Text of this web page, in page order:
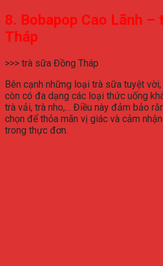
8. Bobapop Cao Lãnh –
Tháp
>>> trà sữa Đồng Tháp
Bên cạnh những loại trà sữa tuyệt
còn có đa dạng các loại thức uống
trà vải, trà nho,… Điều này đảm bảo
chọn để thỏa mãn vị giác và cảm
trong thực đơn.